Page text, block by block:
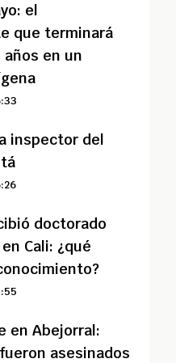
el
que terminará
años en un
inspector del
doctorado
Cali: ¿qué
en Abejorral:
asesinados